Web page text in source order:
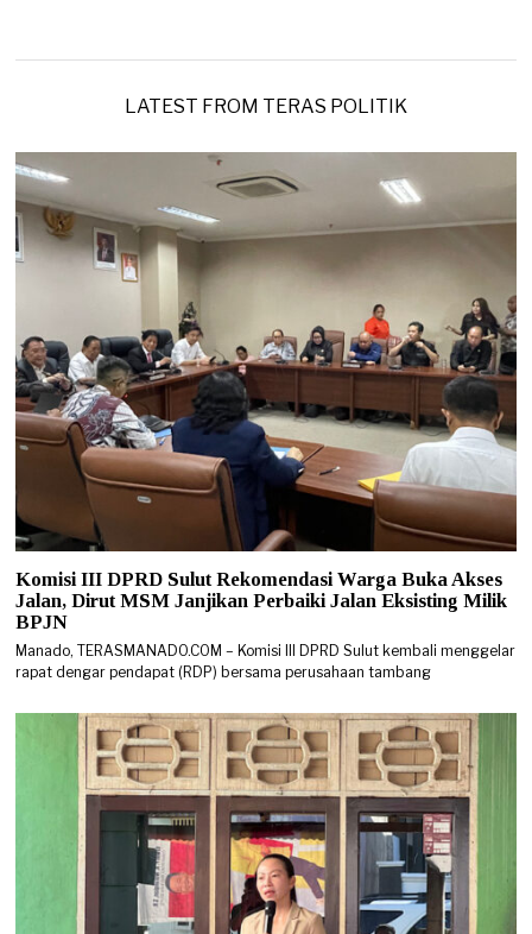
2
2
6
LATEST FROM TERAS POLITIK
Komisi III DPRD Sulut Rekomendasi Warga Buka Akses
Jalan, Dirut MSM Janjikan Perbaiki Jalan Eksisting Milik
BPJN
Manado, TERASMANADO.COM – Komisi III DPRD Sulut kembali menggelar
rapat dengar pendapat (RDP) bersama perusahaan tambang